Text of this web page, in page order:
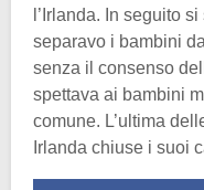
l’Irlanda. In seguito
separavo i bambini
senza il consenso
spettava ai bambini
comune. L’ultima
Irlanda chiuse i suoi